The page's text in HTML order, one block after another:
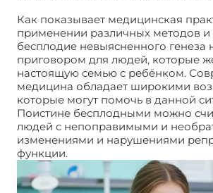
Как показывает медицинская
применении различных методов и
бесплодие невыясненного генеза
приговором для людей, которые
настоящую семью с ребёнком.
медицина обладает широкими
которые могут помочь в данной
Поистине бесплодными можно
людей с непоправимыми и
изменениями и нарушениями
функции.